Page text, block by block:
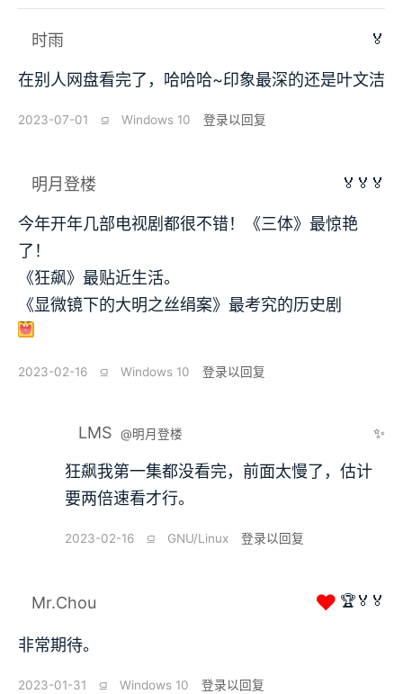
时雨 🏅
在别人网盘看完了，哈哈哈~印象最深的还是叶文洁
2023-07-01 ⫑ Windows 10 登录以回复
明月登楼 🏅🏅🏅
今年开年几部电视剧都很不错！《三体》最惊艳
了！
《狂飙》最贴近生活。
《显微镜下的大明之丝绢案》最考究的历史剧
2023-02-16 ⫑ Windows 10 登录以回复
LMS @明月登楼 ✨
狂飙我第一集都没看完，前面太慢了，估计
要两倍速看才行。
2023-02-16 ⫑ GNU/Linux 登录以回复
Mr.Chou ❤ 🏆🏅🏅
非常期待。
2023-01-31 ⫑ Windows 10 登录以回复